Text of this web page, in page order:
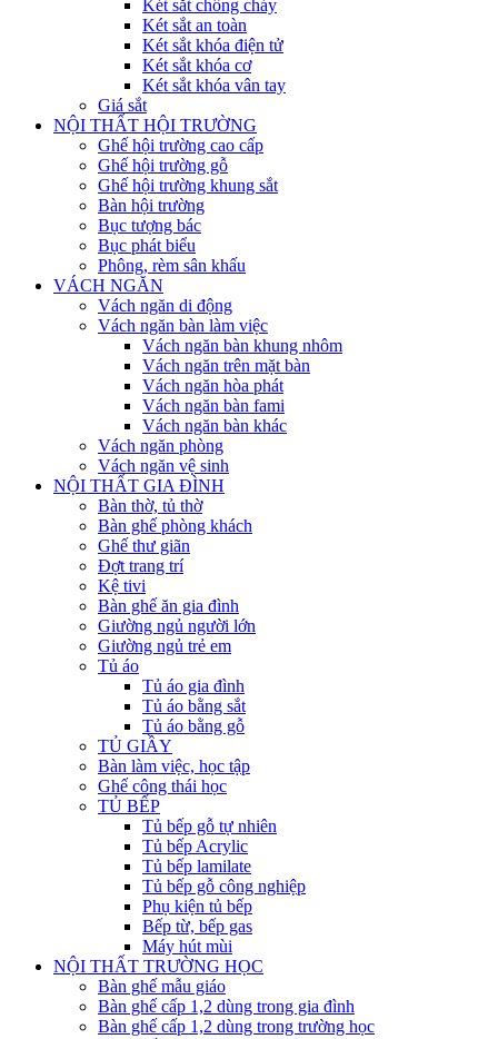
Két sắt chống cháy
Két sắt an toàn
Két sắt khóa điện tử
Két sắt khóa cơ
Két sắt khóa vân tay
Giá sắt
NỘI THẤT HỘI TRƯỜNG
Ghế hội trường cao cấp
Ghế hội trường gỗ
Ghế hội trường khung sắt
Bàn hội trường
Bục tượng bác
Bục phát biểu
Phông, rèm sân khấu
VÁCH NGĂN
Vách ngăn di động
Vách ngăn bàn làm việc
Vách ngăn bàn khung nhôm
Vách ngăn trên mặt bàn
Vách ngăn hòa phát
Vách ngăn bàn fami
Vách ngăn bàn khác
Vách ngăn phòng
Vách ngăn vệ sinh
NỘI THẤT GIA ĐÌNH
Bàn thờ, tủ thờ
Bàn ghế phòng khách
Ghế thư giãn
Đợt trang trí
Kệ tivi
Bàn ghế ăn gia đình
Giường ngủ người lớn
Giường ngủ trẻ em
Tủ áo
Tủ áo gia đình
Tủ áo bằng sắt
Tủ áo bằng gỗ
TỦ GIẦY
Bàn làm việc, học tập
Ghế công thái học
TỦ BẾP
Tủ bếp gỗ tự nhiên
Tủ bếp Acrylic
Tủ bếp lamilate
Tủ bếp gỗ công nghiệp
Phụ kiện tủ bếp
Bếp từ, bếp gas
Máy hút mùi
NỘI THẤT TRƯỜNG HỌC
Bàn ghế mẫu giáo
Bàn ghế cấp 1,2 dùng trong gia đình
Bàn ghế cấp 1,2 dùng trong trường học